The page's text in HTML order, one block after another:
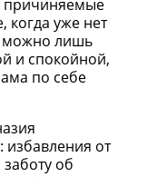
причиняемые
когда уже нет
можно лишь
и спокойной,
по себе
избавления от
об